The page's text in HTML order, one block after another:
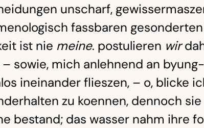
unscharf,
fassbaren
ist nie meine. postulieren wir
sowie, mich anlehnend an
ineinander flieszen, – o, blicke
zu koennen, dennoch
bestand; das wasser nahm ihre